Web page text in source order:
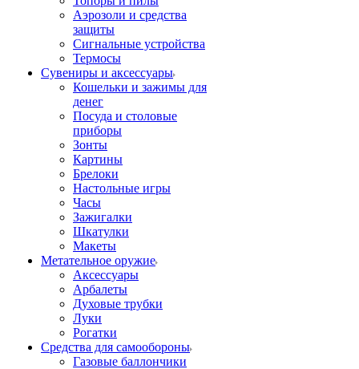
Аэрозоли и средства
защиты
Сигнальные устройства
Термосы
Сувениры и аксессуары
Кошельки и зажимы для
денег
Посуда и столовые
приборы
Зонты
Картины
Брелоки
Настольные игры
Часы
Зажигалки
Шкатулки
Макеты
Метательное оружие
Аксессуары
Арбалеты
Духовые трубки
Луки
Рогатки
Средства для самообороны
Газовые баллончики